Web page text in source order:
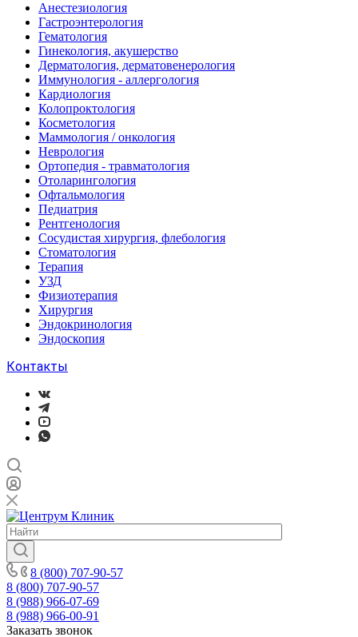
Анестезиология
Гастроэнтерология
Гематология
Гинекология, акушерство
Дерматология, дерматовенерология
Иммунология - аллергология
Кардиология
Колопроктология
Косметология
Маммология / онкология
Неврология
Ортопедия - травматология
Отоларингология
Офтальмология
Педиатрия
Рентгенология
Сосудистая хирургия, флебология
Стоматология
Терапия
УЗД
Физиотерапия
Хирургия
Эндокринология
Эндоскопия
Контакты
8 (800) 707-90-57
8 (800) 707-90-57
8 (988) 966-07-69
8 (988) 966-00-91
Заказать звонок